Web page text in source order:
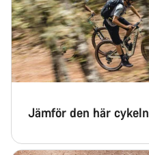
Jämför den här cykeln